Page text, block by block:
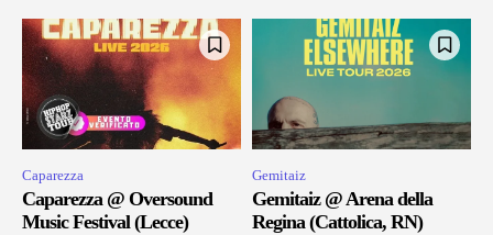
Caparezza
Caparezza @ Oversound
Music Festival (Lecce)
Gemitaiz
Gemitaiz @ Arena della
Regina (Cattolica, RN)